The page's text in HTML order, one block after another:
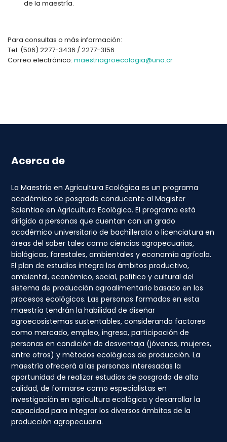
de la maestría.
Para consultas o más información:
Tel. (506) 2277-3436 / 2277-3156
Correo electrónico: maestriagroecologia@una.cr
Acerca de
La Maestría en Agricultura Ecológica es un programa
académico de posgrado conducente al Magister
Scientiae en Agricultura Ecológica. El programa está
dirigido a personas que cuentan con un grado
académico universitario de bachillerato o licenciatura en
áreas del saber tales como ciencias agropecuarias,
biológicas, forestales, ambientales y economía agrícola.
El plan de estudios integra los ámbitos productivo,
ambiental, económico, social, político y cultural del
sistema de producción agroalimentario basado en los
procesos ecológicos. Las personas formadas en esta
maestría tendrán la habilidad de diseñar
agroecosistemas sustentables, considerando factores
como mercado, empleo, ingreso, participación de
personas en condición de desventaja (jóvenes, mujeres,
entre otros) y métodos ecológicos de producción. La
maestría ofrecerá a las personas interesadas la
oportunidad de realizar estudios de posgrado de alta
calidad, de formarse como especialistas en
investigación en agricultura ecológica y desarrollar la
capacidad para integrar los diversos ámbitos de la
producción agropecuaria.